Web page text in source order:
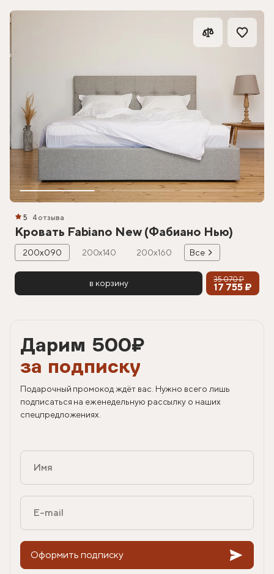
5 4 отзыва
Кровать Fabiano New (Фабиано Нью)
200х090 200х140 200х160 Все
в корзину 35 070 ₽
17 755 ₽
Дарим 500₽
за подписку
Подарочный промокод ждёт вас. Нужно всего лишь
подписаться на еженедельную рассылку о наших
спецпредложениях.
Оформить подписку